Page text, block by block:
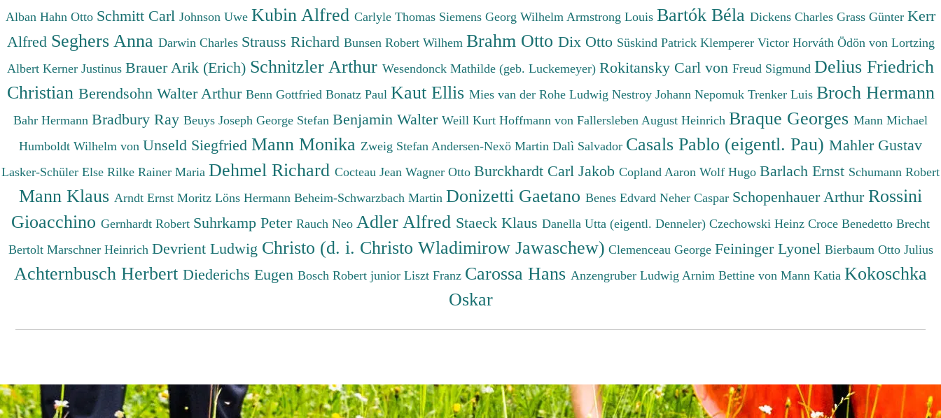
Alban Hahn Otto Schmitt Carl Johnson Uwe Kubin Alfred Carlyle Thomas Siemens Georg Wilhelm Armstrong Louis Bartók Béla Dickens Charles Grass Günter Kerr
Alfred Seghers Anna Darwin Charles Strauss Richard Bunsen Robert Wilhem Brahm Otto Dix Otto Süskind Patrick Klemperer Victor Horváth Ödön von Lortzing
Albert Kerner Justinus Brauer Arik (Erich) Schnitzler Arthur Wesendonck Mathilde (geb. Luckemeyer) Rokitansky Carl von Freud Sigmund Delius Friedrich
Christian Berendsohn Walter Arthur Benn Gottfried Bonatz Paul Kaut Ellis Mies van der Rohe Ludwig Nestroy Johann Nepomuk Trenker Luis Broch Hermann
Bahr Hermann Bradbury Ray Beuys Joseph George Stefan Benjamin Walter Weill Kurt Hoffmann von Fallersleben August Heinrich Braque Georges Mann Michael
Humboldt Wilhelm von Unseld Siegfried Mann Monika Zweig Stefan Andersen-Nexö Martin Dalì Salvador Casals Pablo (eigentl. Pau) Mahler Gustav
Lasker-Schüler Else Rilke Rainer Maria Dehmel Richard Cocteau Jean Wagner Otto Burckhardt Carl Jakob Copland Aaron Wolf Hugo Barlach Ernst Schumann Robert
Mann Klaus Arndt Ernst Moritz Löns Hermann Beheim-Schwarzbach Martin Donizetti Gaetano Benes Edvard Neher Caspar Schopenhauer Arthur Rossini
Gioacchino Gernhardt Robert Suhrkamp Peter Rauch Neo Adler Alfred Staeck Klaus Danella Utta (eigentl. Denneler) Czechowski Heinz Croce Benedetto Brecht
Bertolt Marschner Heinrich Devrient Ludwig Christo (d. i. Christo Wladimirow Jawaschew) Clemenceau George Feininger Lyonel Bierbaum Otto Julius
Achternbusch Herbert Diederichs Eugen Bosch Robert junior Liszt Franz Carossa Hans Anzengruber Ludwig Arnim Bettine von Mann Katia Kokoschka
Oskar